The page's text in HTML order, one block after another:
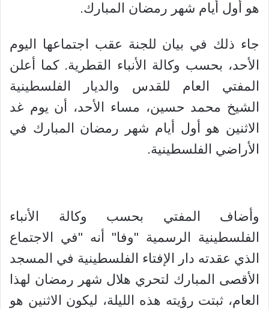
هو أول أيام شهر رمضان المبارك.
جاء ذلك في بيان للجنة عقب اجتماعها اليوم
الأحد، بحسب وكالة الأنباء القطرية. كما أعلن
المفتي العام للقدس والديار الفلسطينية
الشيخ محمد حسين، مساء الأحد، أن يوم غد
الاثنين هو أول أيام شهر رمضان المبارك في
الأراضي الفلسطينية.
وأضاف المفتي بحسب وكالة الأنباء
الفلسطينية الرسمية "وفا" أنه "في الاجتماع
الذي عقدته دار الإفتاء الفلسطينية في المسجد
الأقصى المبارك لتحري هلال شهر رمضان لهذا
العام، ثبتت رؤيته هذه الليلة، ليكون الاثنين هو